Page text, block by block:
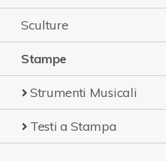
Sculture
Stampe
Strumenti Musicali
Testi a Stampa